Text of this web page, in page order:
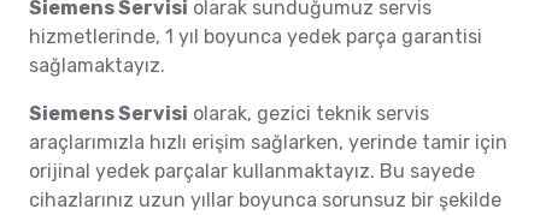
Siemens Servisi olarak sunduğumuz servis
hizmetlerinde, 1 yıl boyunca yedek parça garantisi
sağlamaktayız.
Siemens Servisi olarak, gezici teknik servis
araçlarımızla hızlı erişim sağlarken, yerinde tamir için
orijinal yedek parçalar kullanmaktayız. Bu sayede
cihazlarınız uzun yıllar boyunca sorunsuz bir şekilde